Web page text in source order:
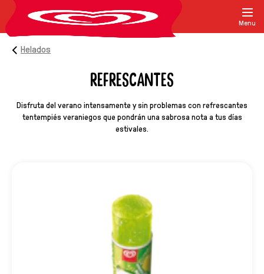
Menu
Helados
REFRESCANTES
Disfruta del verano intensamente y sin problemas con refrescantes
tentempiés veraniegos que pondrán una sabrosa nota a tus días
estivales.